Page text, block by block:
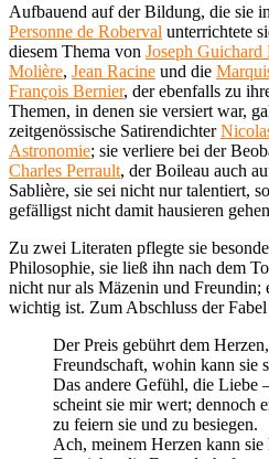
Aufbauend auf der Bildung, die sie
Personne de Roberval unterrichtete
diesem Thema von Joseph Guichard
Molière, Jean Racine und die
François Bernier, der ebenfalls zu
Themen, in denen sie versiert war,
zeitgenössische Satirendichter
Astronomie; sie verliere bei der
Charles Perrault, der Boileau auch
Sablière, sie sei nicht nur talentiert,
gefälligst nicht damit hausieren
Zu zwei Literaten pflegte sie
Philosophie, sie ließ ihn nach dem
nicht nur als Mäzenin und Freundin;
wichtig ist. Zum Abschluss der
Der Preis gebührt dem
Freundschaft, wohin kann sie
Das andere Gefühl, die Liebe
scheint sie mir wert; dennoch
zu feiern sie und zu besiegen.
Ach, meinem Herzen kann